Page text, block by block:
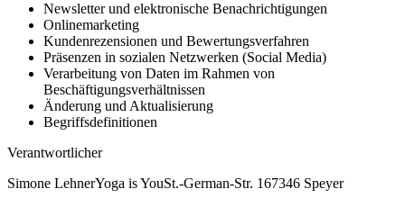
Newsletter und elektronische Benachrichtigungen
Onlinemarketing
Kundenrezensionen und Bewertungsverfahren
Präsenzen in sozialen Netzwerken (Social Media)
Verarbeitung von Daten im Rahmen von
Beschäftigungsverhältnissen
Änderung und Aktualisierung
Begriffsdefinitionen
Verantwortlicher
Simone LehnerYoga is YouSt.-German-Str. 167346 Speyer